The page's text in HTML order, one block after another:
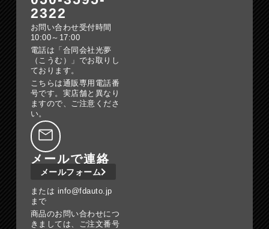
2322
お問い合わせ受付時間
10:00～17:00
電話は「合同会社光夢
（こうむ）」でお取りし
ております。
こちらは通販専用電話番
号です。実店舗と異なり
ますので、ご注意くださ
い。
メールで連絡
メールフォーム
または info@fdauto.jp
まで
商品のお問い合わせにつ
きましては、ご注文番号